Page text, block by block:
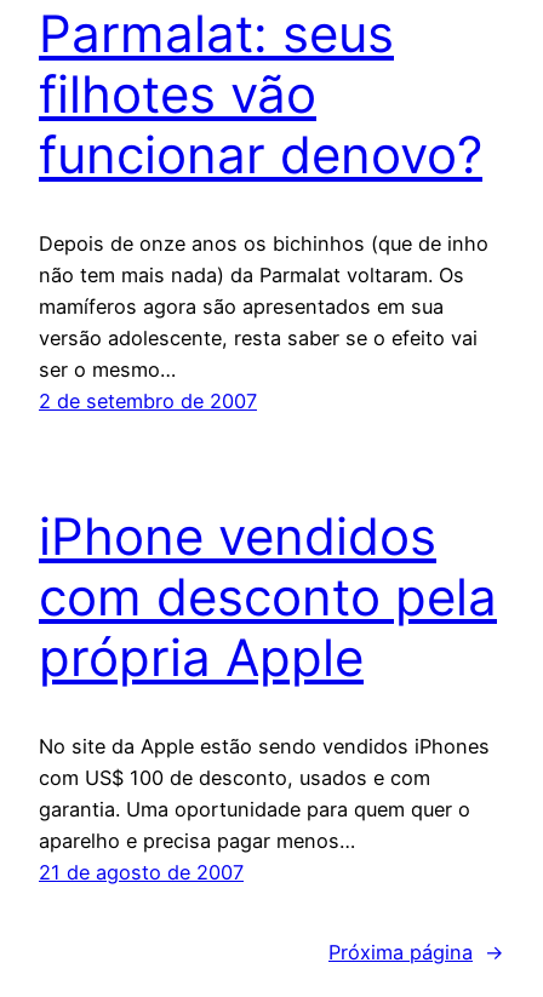
Parmalat: seus
filhotes vão
funcionar denovo?
Depois de onze anos os bichinhos (que de inho
não tem mais nada) da Parmalat voltaram. Os
mamíferos agora são apresentados em sua
versão adolescente, resta saber se o efeito vai
ser o mesmo…
2 de setembro de 2007
iPhone vendidos
com desconto pela
própria Apple
No site da Apple estão sendo vendidos iPhones
com US$ 100 de desconto, usados e com
garantia. Uma oportunidade para quem quer o
aparelho e precisa pagar menos…
21 de agosto de 2007
Próxima página →